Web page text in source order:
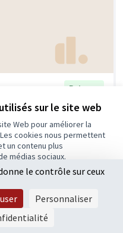
sur le site web
Web pour améliorer la
cookies nous permettent
un contenu plus
médias sociaux.
essentiels
Retenue
le contrôle sur ceux
Personnaliser